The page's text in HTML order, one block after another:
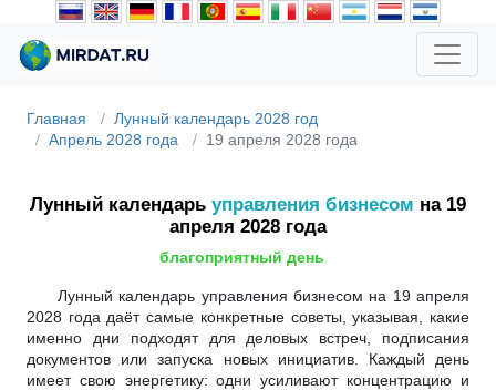
Главная
Лунный календарь 2028 год
Апрель 2028 года
19 апреля 2028 года
Лунный календарь управления бизнесом на 19
апреля 2028 года
благоприятный день
Лунный календарь управления бизнесом на 19 апреля
2028 года даёт самые конкретные советы, указывая, какие
именно дни подходят для деловых встреч, подписания
документов или запуска новых инициатив. Каждый день
имеет свою энергетику: одни усиливают концентрацию и